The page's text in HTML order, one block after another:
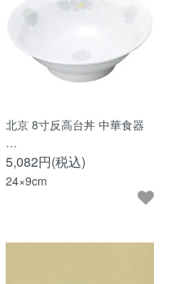
北京 8寸反高台丼 中華食器
…
5,082円(税込)
24×9cm